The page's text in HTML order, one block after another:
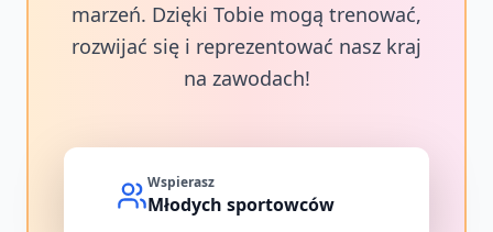
marzeń. Dzięki Tobie mogą trenować,
rozwijać się i reprezentować nasz kraj
na zawodach!
Wspierasz
Młodych sportowców